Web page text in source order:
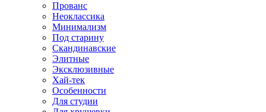
Прованс
Неоклассика
Минимализм
Под старину
Скандинавские
Элитные
Эксклюзивные
Хай-тек
Особенности
Для студии